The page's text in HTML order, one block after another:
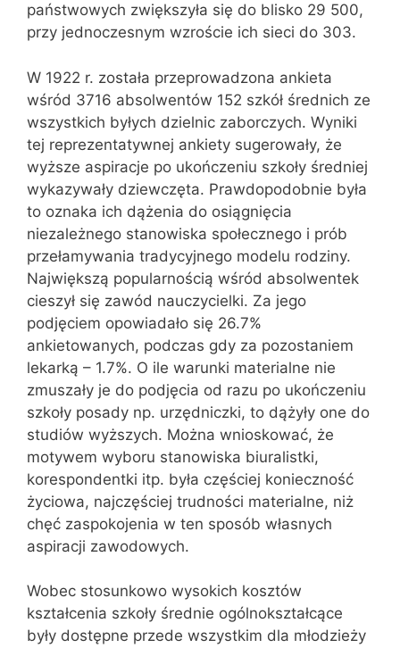
państwowych zwiększyła się do blisko 29 500,
przy jednoczesnym wzroście ich sieci do 303.
W 1922 r. została przeprowadzona ankieta
wśród 3716 absolwentów 152 szkół średnich ze
wszystkich byłych dzielnic zaborczych. Wyniki
tej reprezentatywnej ankiety sugerowały, że
wyższe aspiracje po ukończeniu szkoły średniej
wykazywały dziewczęta. Prawdopodobnie była
to oznaka ich dążenia do osiągnięcia
niezależnego stanowiska społecznego i prób
przełamywania tradycyjnego modelu rodziny.
Największą popularnością wśród absolwentek
cieszył się zawód nauczycielki. Za jego
podjęciem opowiadało się 26.7%
ankietowanych, podczas gdy za pozostaniem
lekarką – 1.7%. O ile warunki materialne nie
zmuszały je do podjęcia od razu po ukończeniu
szkoły posady np. urzędniczki, to dążyły one do
studiów wyższych. Można wnioskować, że
motywem wyboru stanowiska biuralistki,
korespondentki itp. była częściej konieczność
życiowa, najczęściej trudności materialne, niż
chęć zaspokojenia w ten sposób własnych
aspiracji zawodowych.
Wobec stosunkowo wysokich kosztów
kształcenia szkoły średnie ogólnokształcące
były dostępne przede wszystkim dla młodzieży